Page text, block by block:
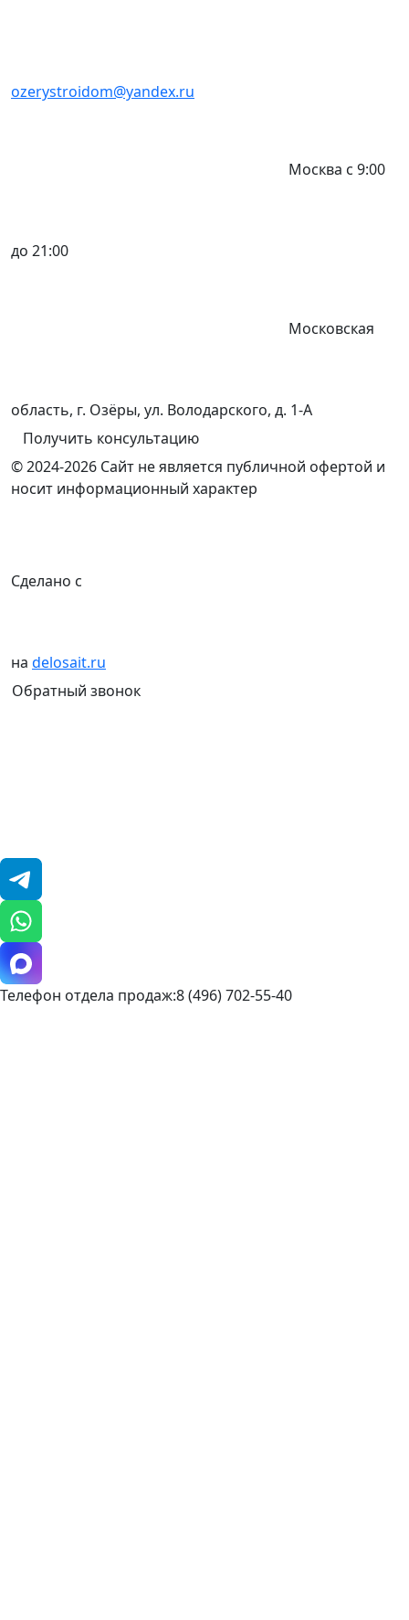
ozerystroidom@yandex.ru
Москва с 9:00
до 21:00
Московская
область, г. Озёры, ул. Володарского, д. 1-А
Получить консультацию
© 2024-2026 Сайт не является публичной офертой и
носит информационный характер
Сделано с
на delosait.ru
Обратный звонок
Телефон отдела продаж:8 (496) 702-55-40